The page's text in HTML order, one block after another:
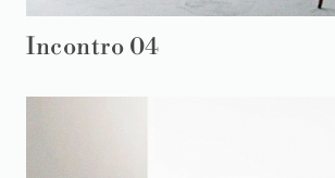
Incontro 04